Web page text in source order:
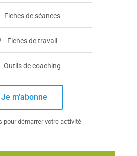
Fiches de séances
Fiches de travail
Outils de coaching
Je m'abonne
pour démarrer votre activité